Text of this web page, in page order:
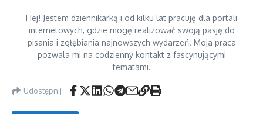
Hej! Jestem dziennikarką i od kilku lat pracuję dla portali
internetowych, gdzie mogę realizować swoją pasję do
pisania i zgłębiania najnowszych wydarzeń. Moja praca
pozwala mi na codzienny kontakt z fascynującymi
tematami.
Udostępnij